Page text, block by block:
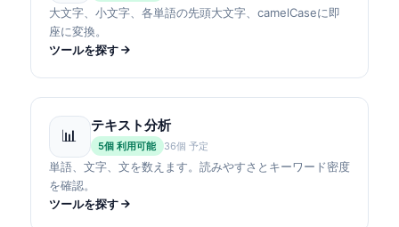
大文字、小文字、各単語の先頭大文字、camelCaseに即
座に変換。
ツールを探す
📊
テキスト分析
5個 利用可能 36個 予定
単語、文字、文を数えます。読みやすさとキーワード密度
を確認。
ツールを探す